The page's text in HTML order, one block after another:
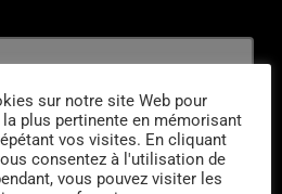
sur notre site Web pour
plus pertinente en mémorisant
vos visites. En cliquant
consentez à l'utilisation de
vous pouvez visiter les